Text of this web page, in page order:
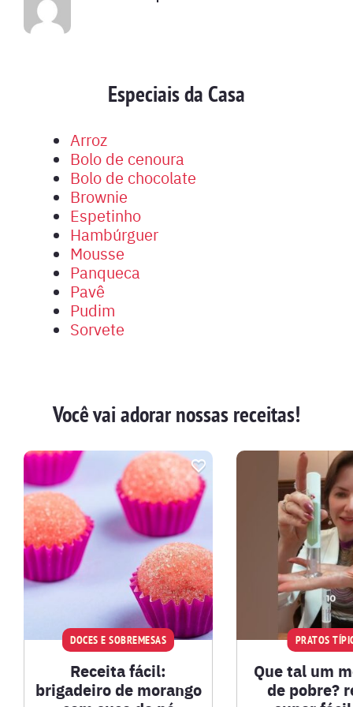
Especiais da Casa
Arroz
Bolo de cenoura
Bolo de chocolate
Brownie
Espetinho
Hambúrguer
Mousse
Panqueca
Pavê
Pudim
Sorvete
Você vai adorar nossas receitas!
DOCES E SOBREMESAS
Receita fácil:
brigadeiro de morango
PRATOS
Que tal um
de pobre?